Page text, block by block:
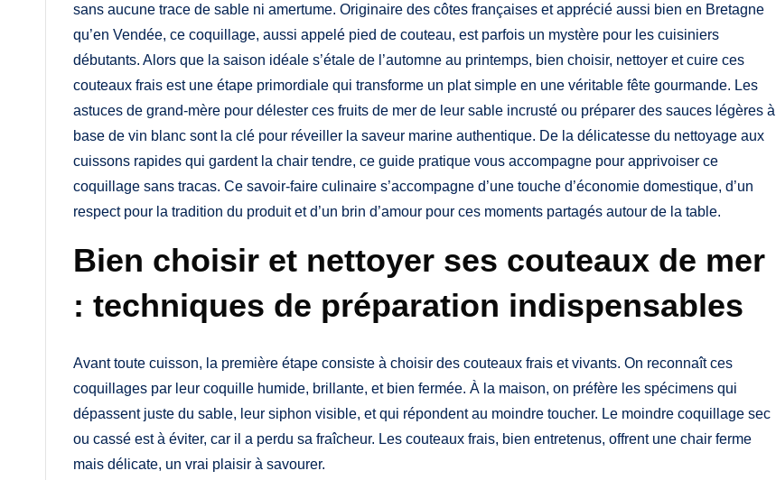
sans aucune trace de sable ni amertume. Originaire des côtes françaises et apprécié aussi bien en Bretagne
qu’en Vendée, ce coquillage, aussi appelé pied de couteau, est parfois un mystère pour les cuisiniers
débutants. Alors que la saison idéale s’étale de l’automne au printemps, bien choisir, nettoyer et cuire ces
couteaux frais est une étape primordiale qui transforme un plat simple en une véritable fête gourmande. Les
astuces de grand-mère pour délester ces fruits de mer de leur sable incrusté ou préparer des sauces légères à
base de vin blanc sont la clé pour réveiller la saveur marine authentique. De la délicatesse du nettoyage aux
cuissons rapides qui gardent la chair tendre, ce guide pratique vous accompagne pour apprivoiser ce
coquillage sans tracas. Ce savoir-faire culinaire s’accompagne d’une touche d’économie domestique, d’un
respect pour la tradition du produit et d’un brin d’amour pour ces moments partagés autour de la table.
Bien choisir et nettoyer ses couteaux de mer
: techniques de préparation indispensables
Avant toute cuisson, la première étape consiste à choisir des couteaux frais et vivants. On reconnaît ces
coquillages par leur coquille humide, brillante, et bien fermée. À la maison, on préfère les spécimens qui
dépassent juste du sable, leur siphon visible, et qui répondent au moindre toucher. Le moindre coquillage sec
ou cassé est à éviter, car il a perdu sa fraîcheur. Les couteaux frais, bien entretenus, offrent une chair ferme
mais délicate, un vrai plaisir à savourer.